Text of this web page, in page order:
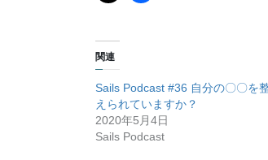
関連
Sails Podcast #36 自分の〇〇を
えられていますか？
2020年5月4日
Sails Podcast